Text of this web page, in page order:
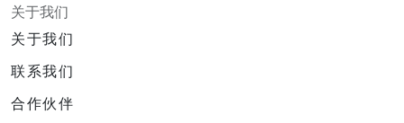
关于我们
关于我们
联系我们
合作伙伴